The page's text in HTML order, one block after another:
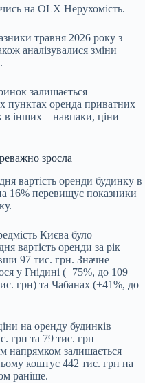
на OLX Нерухомість.
травня 2026 року з
аналізувалися зміни
залишається
пунктах оренда приватних
в інших – навпаки, ціни
зросла
вартість оренди будинку в
16% перевищує показники
Києва було
вартість оренди за рік
97 тис. грн. Значне
у Гнідині (+75%, до 109
грн) та Чабанах (+41%, до
на оренду будинків
грн та 79 тис. грн
напрямком залишається
коштує 442 тис. грн на
раніше.